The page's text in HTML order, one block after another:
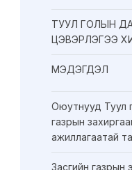
ТУУЛ ГОЛЫН
ЦЭВЭРЛЭГЭЭ
МЭДЭГДЭЛ
Оюутнууд Туул
газрын
ажиллагаатай
Засгийн газрын